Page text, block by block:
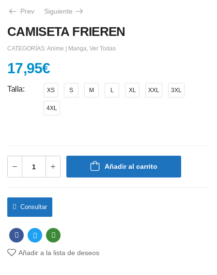
Prev Siguiente
CAMISETA FRIEREN
CATEGORÍAS:Anime | Manga, Ver Todas
17,95€
Talla XS S M L XL XXL 3XL
4XL
Añadir al carrito
Consultar
Añadir a la lista de deseos